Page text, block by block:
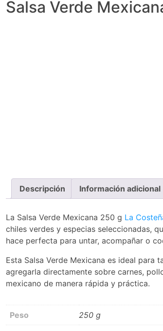
Salsa Verde
Descripción Información adicional
La Salsa Verde Mexicana 250 g La
chiles verdes y especias seleccionadas,
hace perfecta para untar, acompañar o
Esta Salsa Verde Mexicana es ideal
agregarla directamente sobre carnes,
mexicano de manera rápida y práctica.
Peso 250 g